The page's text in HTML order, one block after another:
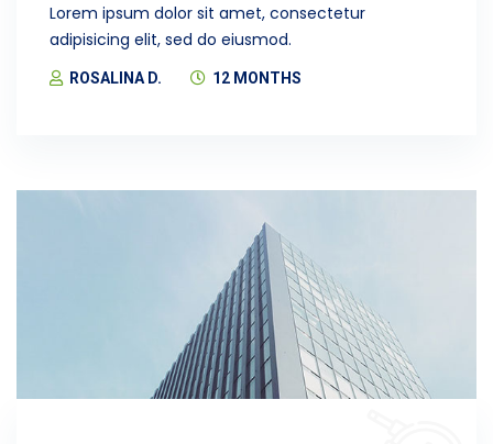
Lorem ipsum dolor sit amet, consectetur
adipisicing elit, sed do eiusmod.
ROSALINA D. 12 MONTHS